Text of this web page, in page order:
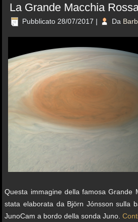
La Grande Macchia
Pubblicato 28/07/2017 | Da
Questa immagine della famosa Grande
stata elaborata da Björn Jónsson sulla
JunoCam a bordo della sonda Juno.